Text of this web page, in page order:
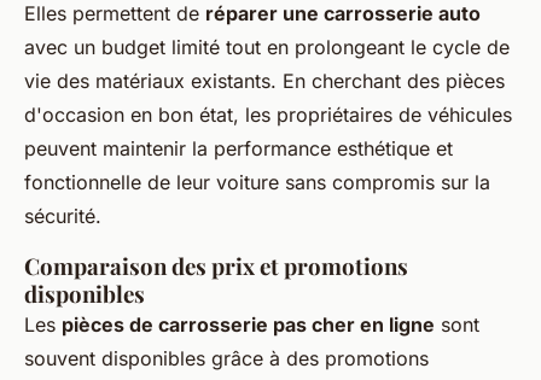
Elles permettent de réparer une carrosserie auto
avec un budget limité tout en prolongeant le cycle de
vie des matériaux existants. En cherchant des pièces
d'occasion en bon état, les propriétaires de véhicules
peuvent maintenir la performance esthétique et
fonctionnelle de leur voiture sans compromis sur la
sécurité.
Comparaison des prix et promotions
disponibles
Les pièces de carrosserie pas cher en ligne sont
souvent disponibles grâce à des promotions